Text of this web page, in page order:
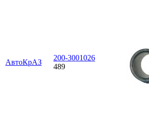
АвтоКрАЗ
200-3001026
489